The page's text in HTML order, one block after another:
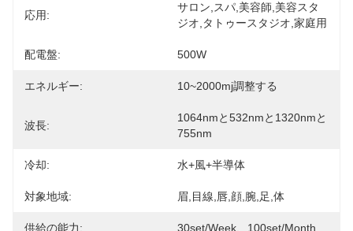
応用:
サロン,スパ,美容師,美容スタ
ジオ,タトゥースタジオ,家庭用
配電盤: 500W
エネルギー: 10~2000mj調整する
波長:
1064nmと532nmと1320nmと
755nm
冷却: 水+風+半導体
対象地域: 眉,目線,唇,顔,腕,足,体
供給の能力: 30set/week、100set/Month